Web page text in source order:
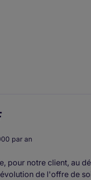
par an
pour notre client, au
de l'offre de